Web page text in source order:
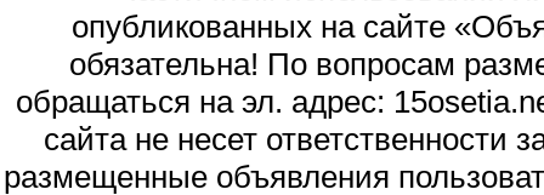
опубликованных на сайте
обязательна! По вопросам
обращаться на эл. адрес:
сайта не несет
размещенные объявления